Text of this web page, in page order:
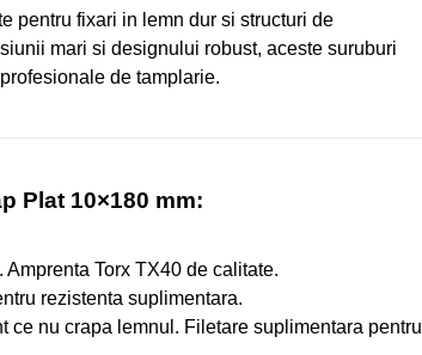
pentru fixari in lemn dur si structuri de
mari si designului robust, aceste suruburi
de tamplarie.
Plat 10×180 mm:
Torx TX40 de calitate.
rezistenta suplimentara.
ce nu crapa lemnul. Filetare suplimentara pentru